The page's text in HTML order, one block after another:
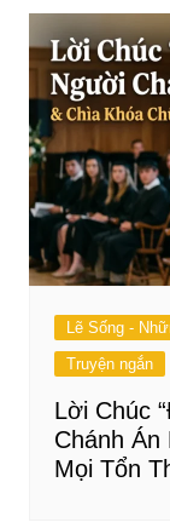
Lẽ Sống -
Truyện ngắn
Lời Chúc
Chánh Án
Mọi Tổn